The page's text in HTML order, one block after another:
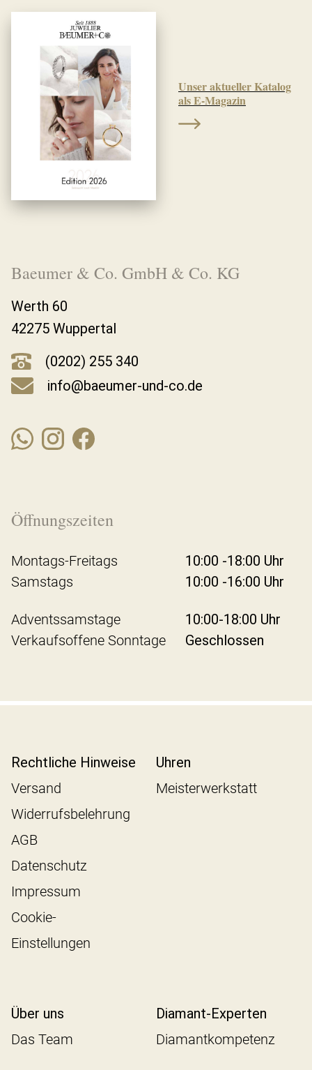
Unser aktueller Katalog
als E-Magazin
Baeumer & Co. GmbH & Co. KG
Werth 60
42275 Wuppertal
(0202) 255 340
info@baeumer-und-co.de
Öffnungszeiten
Montags-Freitags
10:00 -18:00 Uhr
Samstags
10:00 -16:00 Uhr
Adventssamstage
10:00-18:00 Uhr
Verkaufsoffene Sonntage
Geschlossen
Rechtliche Hinweise
Versand
Widerrufsbelehrung
AGB
Datenschutz
Impressum
Cookie-
Einstellungen
Uhren
Meisterwerkstatt
Über uns
Das Team
Diamant-Experten
Diamantkompetenz